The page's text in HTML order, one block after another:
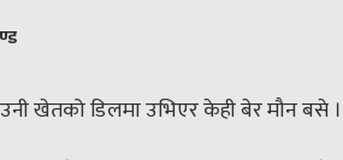
खेतको डिलमा उभिएर केही बेर मौन बसे